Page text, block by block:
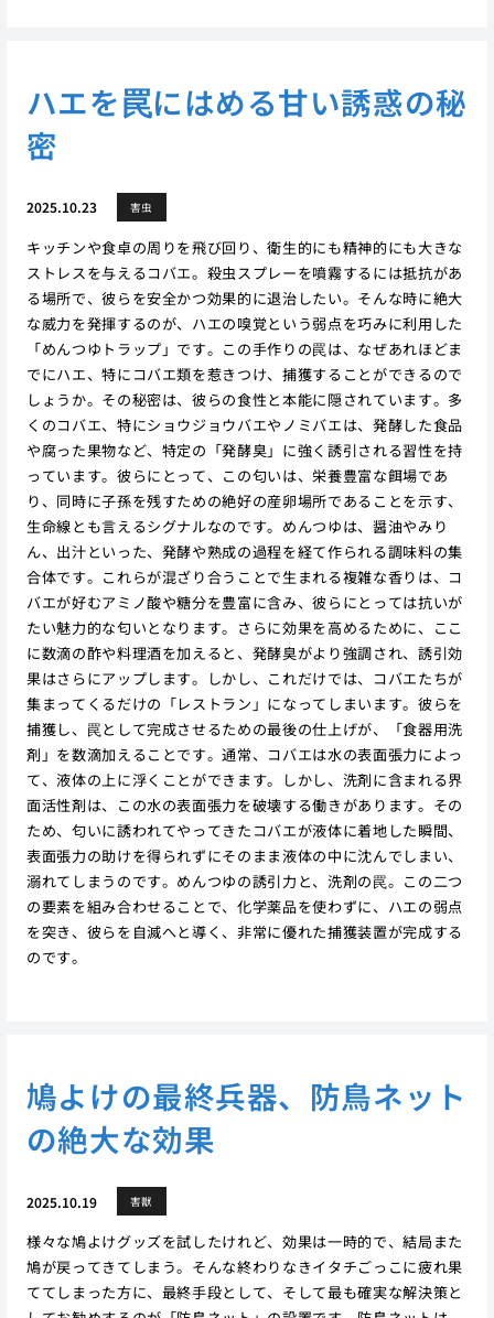
ハエを罠にはめる甘い誘惑の秘
密
2025.10.23 害虫
キッチンや食卓の周りを飛び回り、衛生的にも精神的にも大きな
ストレスを与えるコバエ。殺虫スプレーを噴霧するには抵抗があ
る場所で、彼らを安全かつ効果的に退治したい。そんな時に絶大
な威力を発揮するのが、ハエの嗅覚という弱点を巧みに利用した
「めんつゆトラップ」です。この手作りの罠は、なぜあれほどま
でにハエ、特にコバエ類を惹きつけ、捕獲することができるので
しょうか。その秘密は、彼らの食性と本能に隠されています。多
くのコバエ、特にショウジョウバエやノミバエは、発酵した食品
や腐った果物など、特定の「発酵臭」に強く誘引される習性を持
っています。彼らにとって、この匂いは、栄養豊富な餌場であ
り、同時に子孫を残すための絶好の産卵場所であることを示す、
生命線とも言えるシグナルなのです。めんつゆは、醤油やみり
ん、出汁といった、発酵や熟成の過程を経て作られる調味料の集
合体です。これらが混ざり合うことで生まれる複雑な香りは、コ
バエが好むアミノ酸や糖分を豊富に含み、彼らにとっては抗いが
たい魅力的な匂いとなります。さらに効果を高めるために、ここ
に数滴の酢や料理酒を加えると、発酵臭がより強調され、誘引効
果はさらにアップします。しかし、これだけでは、コバエたちが
集まってくるだけの「レストラン」になってしまいます。彼らを
捕獲し、罠として完成させるための最後の仕上げが、「食器用洗
剤」を数滴加えることです。通常、コバエは水の表面張力によっ
て、液体の上に浮くことができます。しかし、洗剤に含まれる界
面活性剤は、この水の表面張力を破壊する働きがあります。その
ため、匂いに誘われてやってきたコバエが液体に着地した瞬間、
表面張力の助けを得られずにそのまま液体の中に沈んでしまい、
溺れてしまうのです。めんつゆの誘引力と、洗剤の罠。この二つ
の要素を組み合わせることで、化学薬品を使わずに、ハエの弱点
を突き、彼らを自滅へと導く、非常に優れた捕獲装置が完成する
のです。
鳩よけの最終兵器、防鳥ネット
の絶大な効果
2025.10.19 害獣
様々な鳩よけグッズを試したけれど、効果は一時的で、結局また
鳩が戻ってきてしまう。そんな終わりなきイタチごっこに疲れ果
ててしまった方に、最終手段として、そして最も確実な解決策と